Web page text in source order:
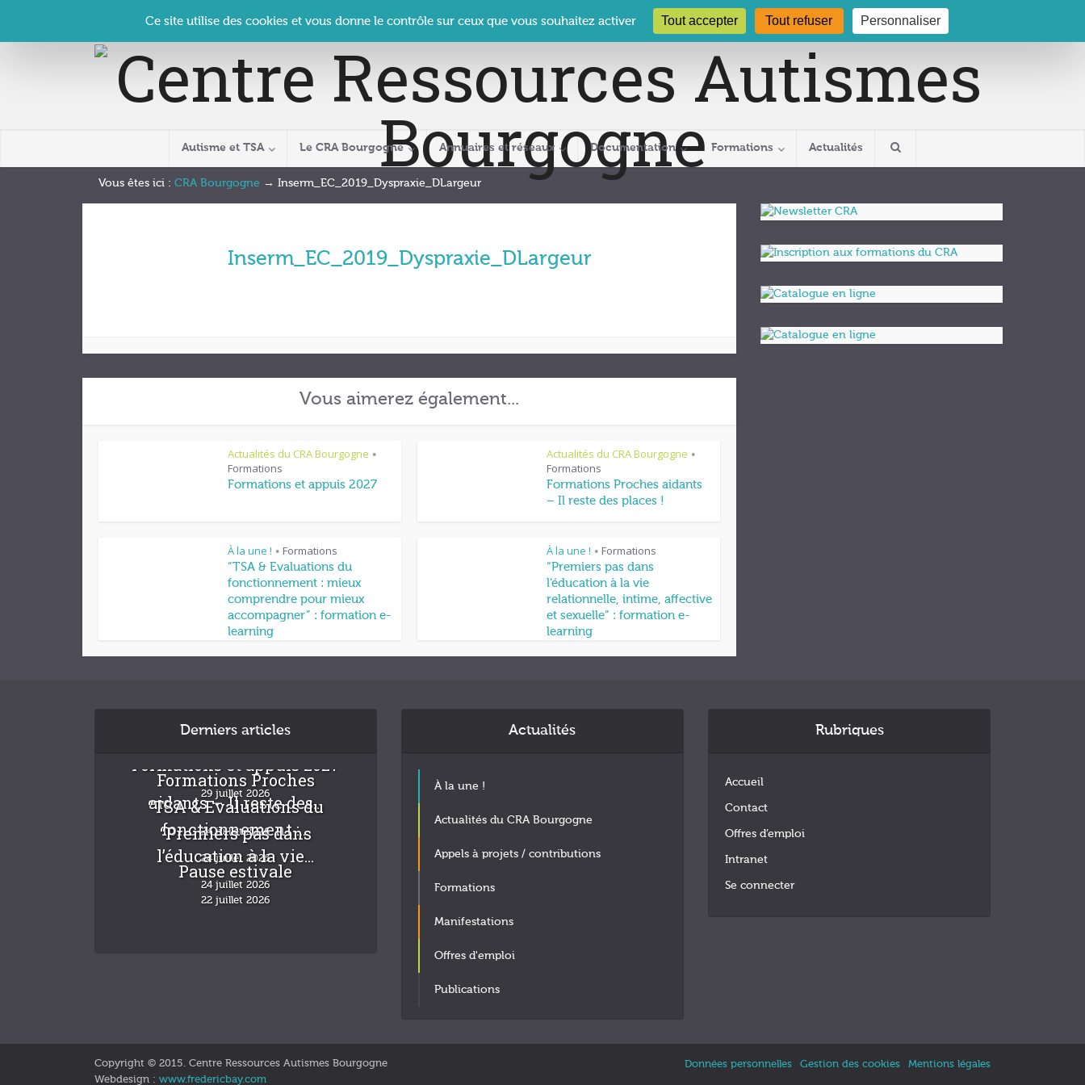
Contact Se connecter | CRA Bourgogne – Le Clos des Présidents – 19-21 rue Coty – 21 000 DIJON cra@crabourgogne.org 03 80 29 54 19
Autisme et TSA Le CRA Bourgogne Annuaires et réseaux Documentation Formations Actualités
Vous êtes ici : CRA Bourgogne → Inserm_EC_2019_Dyspraxie_DLargeur
Inserm_EC_2019_Dyspraxie_DLargeur
Vous aimerez également...
Actualités du CRA Bourgogne •
Formations
Formations et appuis 2027
Actualités du CRA Bourgogne •
Formations
Formations Proches aidants
– Il reste des places !
À la une ! • Formations
“TSA & Evaluations du
fonctionnement : mieux
comprendre pour mieux
accompagner” : formation e-
learning
À la une ! • Formations
“Premiers pas dans
l’éducation à la vie
relationnelle, intime, affective
et sexuelle” : formation e-
learning
Derniers articles
Formations et appuis 2027
29 juillet 2026
Formations Proches
aidants – Il reste des...
24 juillet 2026
“TSA & Evaluations du
fonctionnement :...
24 juillet 2026
“Premiers pas dans
l’éducation à la vie...
24 juillet 2026
Pause estivale
22 juillet 2026
Actualités
À la une !
Actualités du CRA Bourgogne
Appels à projets / contributions
Formations
Manifestations
Offres d'emploi
Publications
Rubriques
Accueil
Contact
Offres d’emploi
Intranet
Se connecter
Copyright © 2015. Centre Ressources Autismes Bourgogne
Webdesign : www.fredericbay.com
Données personnelles Gestion des cookies Mentions légales
Ce site utilise des cookies et vous donne le contrôle sur ceux que vous souhaitez activer Tout accepter Tout refuser Personnaliser